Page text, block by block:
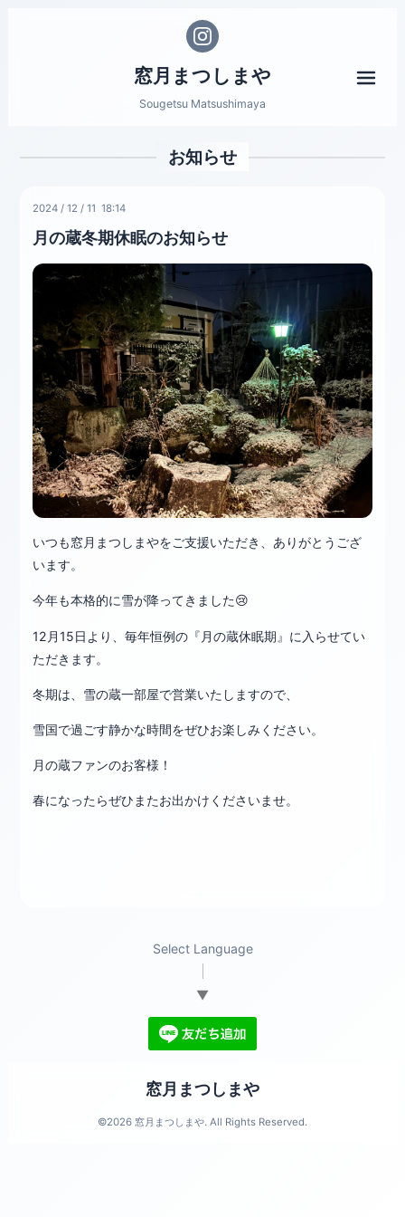
窓月まつしまや
Sougetsu Matsushimaya
お知らせ
2024 /12 /11 18:14
月の蔵冬期休眠のお知らせ
いつも窓月まつしまやをご支援いただき、ありがとうござ
います。
今年も本格的に雪が降ってきました😢
12月15日より、毎年恒例の『月の蔵休眠期』に入らせてい
ただきます。
冬期は、雪の蔵一部屋で営業いたしますので、
雪国で過ごす静かな時間をぜひお楽しみください。
月の蔵ファンのお客様！
春になったらぜひまたお出かけくださいませ。
Select Language
▼
窓月まつしまや
©2026 窓月まつしまや. All Rights Reserved.